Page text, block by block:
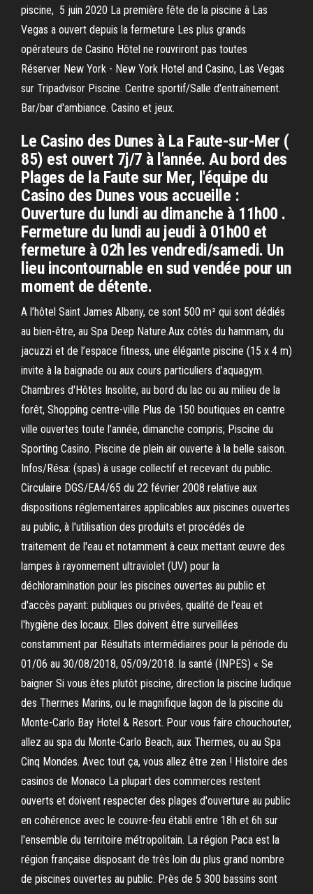
piscine, 5 juin 2020 La première fête de la piscine à Las
Vegas a ouvert depuis la fermeture Les plus grands
opérateurs de Casino Hôtel ne rouvriront pas toutes
Réserver New York - New York Hotel and Casino, Las Vegas
sur Tripadvisor Piscine. Centre sportif/Salle d'entraînement.
Bar/bar d'ambiance. Casino et jeux.
Le Casino des Dunes à La Faute-sur-Mer (
85) est ouvert 7j/7 à l'année. Au bord des
Plages de la Faute sur Mer, l'équipe du
Casino des Dunes vous accueille :
Ouverture du lundi au dimanche à 11h00 .
Fermeture du lundi au jeudi à 01h00 et
fermeture à 02h les vendredi/samedi. Un
lieu incontournable en sud vendée pour un
moment de détente.
A l’hôtel Saint James Albany, ce sont 500 m² qui sont dédiés
au bien-être, au Spa Deep Nature.Aux côtés du hammam, du
jacuzzi et de l’espace fitness, une élégante piscine (15 x 4 m)
invite à la baignade ou aux cours particuliers d’aquagym.
Chambres d'Hôtes Insolite, au bord du lac ou au milieu de la
forêt, Shopping centre-ville Plus de 150 boutiques en centre
ville ouvertes toute l’année, dimanche compris; Piscine du
Sporting Casino. Piscine de plein air ouverte à la belle saison.
Infos/Résa: (spas) à usage collectif et recevant du public.
Circulaire DGS/EA4/65 du 22 février 2008 relative aux
dispositions réglementaires applicables aux piscines ouvertes
au public, à l'utilisation des produits et procédés de
traitement de l'eau et notamment à ceux mettant œuvre des
lampes à rayonnement ultraviolet (UV) pour la
déchloramination pour les piscines ouvertes au public et
d'accès payant: publiques ou privées, qualité de l'eau et
l'hygiène des locaux. Elles doivent être surveillées
constamment par Résultats intermédiaires pour la période du
01/06 au 30/08/2018, 05/09/2018. la santé (INPES) « Se
baigner Si vous êtes plutôt piscine, direction la piscine ludique
des Thermes Marins, ou le magnifique lagon de la piscine du
Monte-Carlo Bay Hotel & Resort. Pour vous faire chouchouter,
allez au spa du Monte-Carlo Beach, aux Thermes, ou au Spa
Cinq Mondes. Avec tout ça, vous allez être zen ! Histoire des
casinos de Monaco La plupart des commerces restent
ouverts et doivent respecter des plages d'ouverture au public
en cohérence avec le couvre-feu établi entre 18h et 6h sur
l'ensemble du territoire métropolitain. La région Paca est la
région française disposant de très loin du plus grand nombre
de piscines ouvertes au public. Près de 5 300 bassins sont